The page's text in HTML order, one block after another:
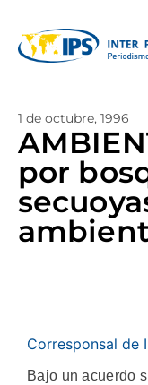
1 de octubre, 1996
por
Corresponsal de
Bajo un acuerdo